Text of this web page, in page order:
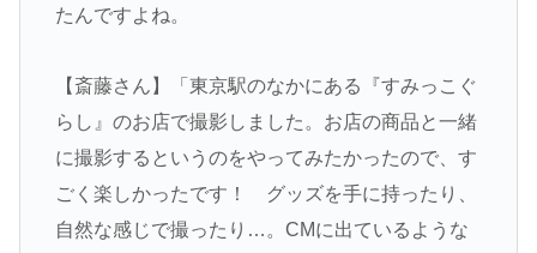
たんですよね。
【斎藤さん】「東京駅のなかにある『すみっこぐ
らし』のお店で撮影しました。お店の商品と一緒
に撮影するというのをやってみたかったので、す
ごく楽しかったです！ グッズを手に持ったり、
自然な感じで撮ったり…。CMに出ているような